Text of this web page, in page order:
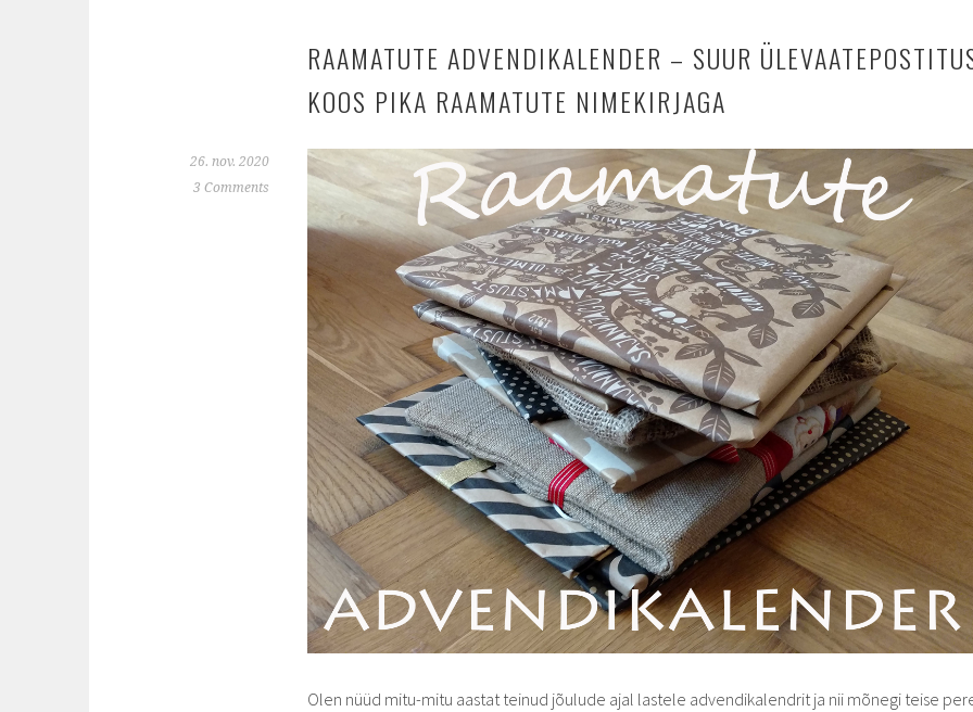
RAAMATUTE ADVENDIKALENDER – SUUR
KOOS PIKA RAAMATUTE NIMEKIRJAGA
26. nov. 2020
3 Comments
Olen nüüd mitu-mitu aastat teinud jõulude ajal lastele advendikalendrit ja nii mõnegi teise